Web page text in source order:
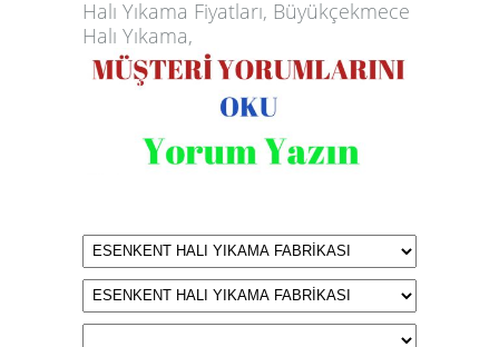
Halı Yıkama Fiyatları, Büyükçekmece
Halı Yıkama,